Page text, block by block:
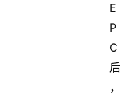
E
P
C
后
，